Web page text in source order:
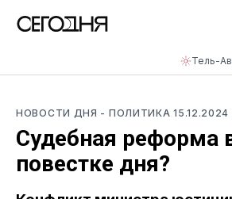
Тель-
НОВОСТИ ДНЯ - ПОЛИТИКА15.12.2024
Судебная реформа
повестке дня?